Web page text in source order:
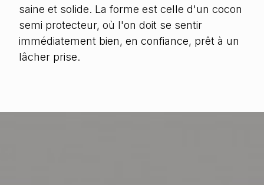
saine et solide. La forme est celle d'un cocon
semi protecteur, où l'on doit se sentir
immédiatement bien, en confiance, prêt à un
lâcher prise.